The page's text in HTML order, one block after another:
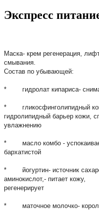
Экспресс
Маска- крем регенерация,
смывания.
Состав по убывающей:
* гидролат кипариса-
* гликосфинголипидный
гидролипидный барьер кожи,
увлажнению
* масло комбо -
бархатистой
* йогуртин- источник
аминокислот,- питает кожу,
регенерирует
* маточное молочко-